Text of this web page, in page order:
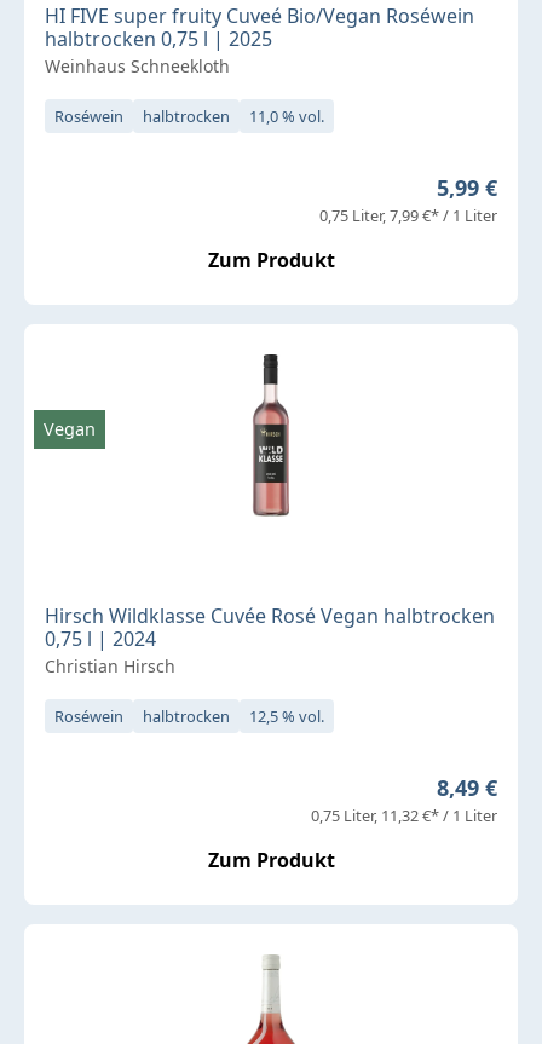
HI FIVE super fruity Cuveé Bio/Vegan Roséwein
halbtrocken 0,75 l | 2025
Weinhaus Schneekloth
Roséwein halbtrocken 11,0 % vol.
Regulärer
5,99 €
0,75 Liter 7,99 €* / 1 Liter
Zum Produkt
Hirsch Wildklasse Cuvée Rosé Vegan halbtrocken
0,75 l | 2024
Christian Hirsch
Roséwein halbtrocken 12,5 % vol.
Regulärer
8,49 €
0,75 Liter 11,32 €* / 1 Liter
Zum Produkt
Vegan